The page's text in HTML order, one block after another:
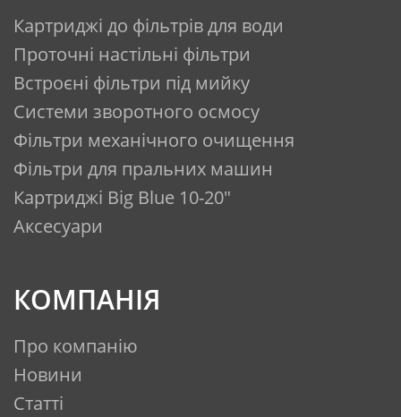
Картриджі до фільтрів для води
Проточні настільні фільтри
Встроєні фільтри під мийку
Системи зворотного осмосу
Фільтри механічного очищення
Фільтри для пральних машин
Картриджі Big Blue 10-20"
Аксесуари
КОМПАНІЯ
Про компанію
Новини
Статті